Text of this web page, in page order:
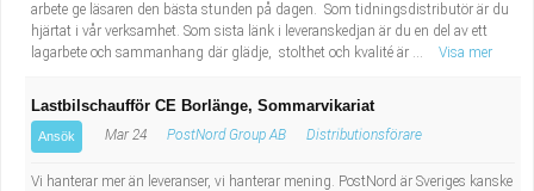
arbete ge läsaren den bästa stunden på dagen. Som tidningsdistributör är du
hjärtat i vår verksamhet. Som sista länk i leveranskedjan är du en del av ett
lagarbete och sammanhang där glädje, stolthet och kvalité är ...
Visa mer
Lastbilschaufför CE Borlänge, Sommarvikariat
Ansök Mar 24 PostNord Group AB Distributionsförare
Vi hanterar mer än leveranser, vi hanterar mening. PostNord är Sveriges kanske